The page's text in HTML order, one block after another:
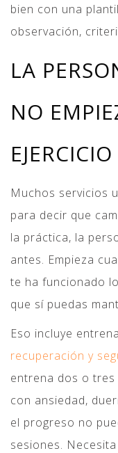
bien con una
observación,
LA
NO
EJERCICIO
Muchos servicios
para decir que
la práctica, la
antes. Empieza
te ha funcionado
que sí puedas
Eso incluye
recuperación y
entrena dos o tres
con ansiedad,
el progreso no
sesiones.